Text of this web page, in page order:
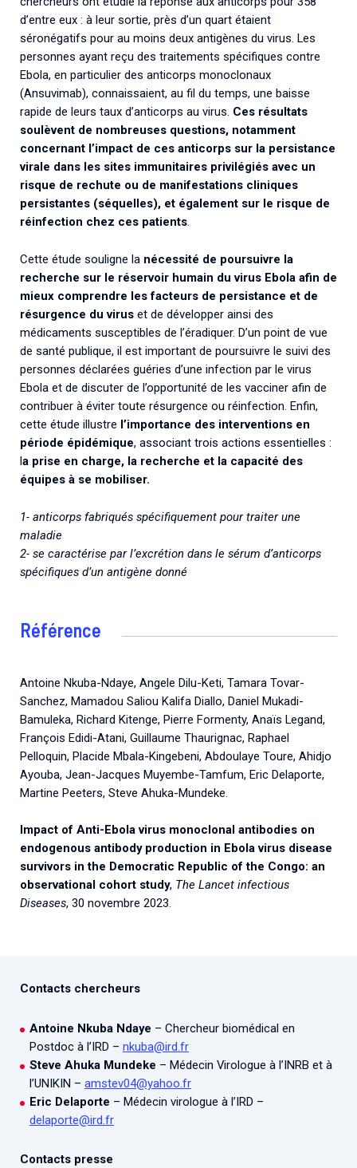
d’entre eux : à leur sortie, près d’un quart étaient
séronégatifs pour au moins deux antigènes du virus. Les
personnes ayant reçu des traitements spécifiques contre
Ebola, en particulier des anticorps monoclonaux
(Ansuvimab), connaissaient, au fil du temps, une baisse
rapide de leurs taux d’anticorps au virus. Ces résultats
soulèvent de nombreuses questions, notamment
concernant l’impact de ces anticorps sur la persistance
virale dans les sites immunitaires privilégiés avec un
risque de rechute ou de manifestations cliniques
persistantes (séquelles), et également sur le risque de
réinfection chez ces patients.
Cette étude souligne la nécessité de poursuivre la
recherche sur le réservoir humain du virus Ebola afin de
mieux comprendre les facteurs de persistance et de
résurgence du virus et de développer ainsi des
médicaments susceptibles de l’éradiquer. D’un point de vue
de santé publique, il est important de poursuivre le suivi des
personnes déclarées guéries d’une infection par le virus
Ebola et de discuter de l’opportunité de les vacciner afin de
contribuer à éviter toute résurgence ou réinfection. Enfin,
cette étude illustre l’importance des interventions en
période épidémique, associant trois actions essentielles :
la prise en charge, la recherche et la capacité des
équipes à se mobiliser.
1- anticorps fabriqués spécifiquement pour traiter une
maladie
2- se caractérise par l’excrétion dans le sérum d’anticorps
spécifiques d’un antigène donné
Référence
Antoine Nkuba-Ndaye, Angele Dilu-Keti, Tamara Tovar-
Sanchez, Mamadou Saliou Kalifa Diallo, Daniel Mukadi-
Bamuleka, Richard Kitenge, Pierre Formenty, Anaïs Legand,
François Edidi-Atani, Guillaume Thaurignac, Raphael
Pelloquin, Placide Mbala-Kingebeni, Abdoulaye Toure, Ahidjo
Ayouba, Jean-Jacques Muyembe-Tamfum, Eric Delaporte,
Martine Peeters, Steve Ahuka-Mundeke.
Impact of Anti-Ebola virus monoclonal antibodies on
endogenous antibody production in Ebola virus disease
survivors in the Democratic Republic of the Congo: an
observational cohort study, The Lancet infectious
Diseases, 30 novembre 2023.
Contacts chercheurs
Antoine Nkuba Ndaye – Chercheur biomédical en
Postdoc à l’IRD – nkuba@ird.fr
Steve Ahuka Mundeke – Médecin Virologue à l’INRB et à
l’UNIKIN – amstev04@yahoo.fr
Eric Delaporte – Médecin virologue à l’IRD –
delaporte@ird.fr
Contacts presse